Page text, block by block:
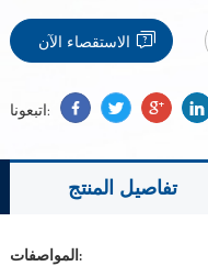
الاستقصاء الآن
اتبعونا:
تفاصيل المنتج
المواصفات: